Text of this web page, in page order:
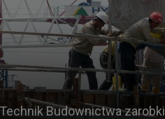
Technik Budownictwa zarobki